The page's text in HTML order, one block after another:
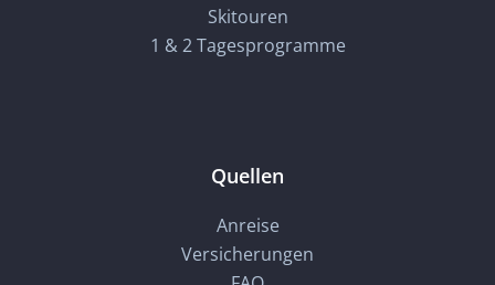
Skitouren
1 & 2 Tagesprogramme
Quellen
Anreise
Versicherungen